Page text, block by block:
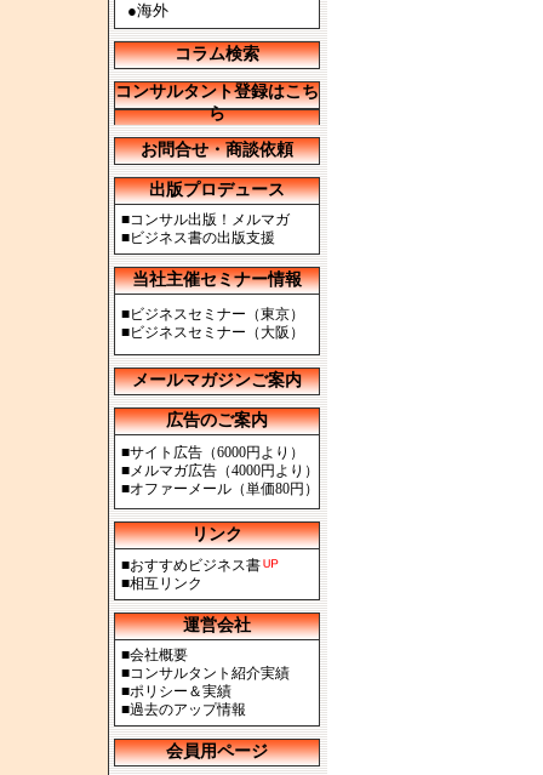
●海外
コラム検索
コンサルタント登録はこち
ら
お問合せ・商談依頼
出版プロデュース
■コンサル出版！メルマガ
■ビジネス書の出版支援
当社主催セミナー情報
■ビジネスセミナー（東京）
■ビジネスセミナー（大阪）
メールマガジンご案内
広告のご案内
■サイト広告（6000円より）
■メルマガ広告（4000円より）
■オファーメール（単価80円）
リンク
■おすすめビジネス書
■相互リンク
運営会社
■会社概要
■コンサルタント紹介実績
■ポリシー＆実績
■過去のアップ情報
会員用ページ